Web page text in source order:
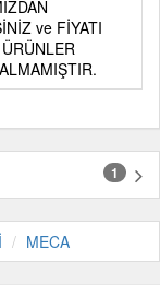
ve FİYATI
1
MECA